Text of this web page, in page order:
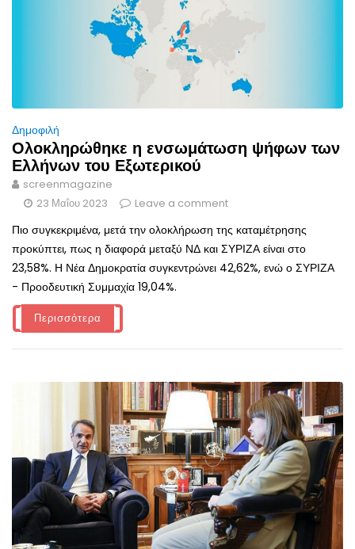
Δημοφιλή
Ολοκληρώθηκε η ενσωμάτωση ψήφων των
Ελλήνων του Εξωτερικού
screenmagazine
23 Μαΐου 2023
Leave a comment
Πιο συγκεκριμένα, μετά την ολοκλήρωση της καταμέτρησης
προκύπτει, πως η διαφορά μεταξύ ΝΔ και ΣΥΡΙΖΑ είναι στο
23,58%. Η Νέα Δημοκρατία συγκεντρώνει 42,62%, ενώ ο ΣΥΡΙΖΑ
- Προοδευτική Συμμαχία 19,04%.
Περισσότερα